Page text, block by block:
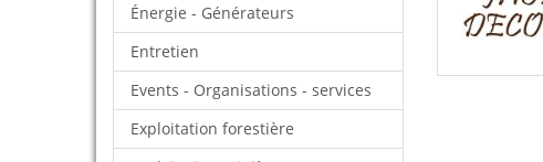
Énergie - Générateurs
Entretien
Events - Organisations - services
Exploitation forestière